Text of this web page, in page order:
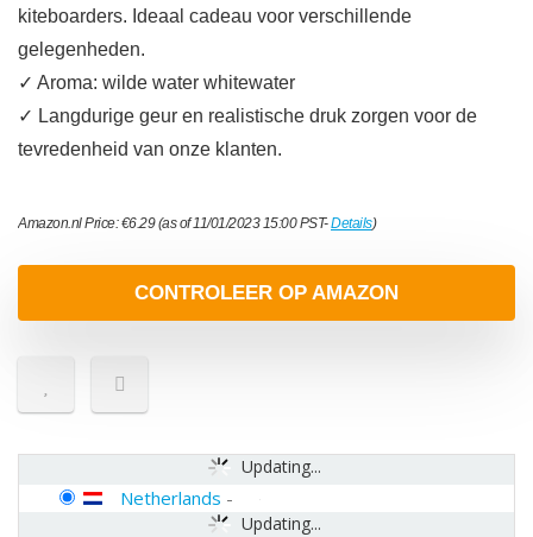
kiteboarders. Ideaal cadeau voor verschillende
gelegenheden.
✓ Aroma: wilde water whitewater
✓ Langdurige geur en realistische druk zorgen voor de
tevredenheid van onze klanten.
Amazon.nl Price:€6.29(as of 11/01/2023 15:00 PST-Details)
CONTROLEER OP AMAZON
Updating...
Updating...
Netherlands -